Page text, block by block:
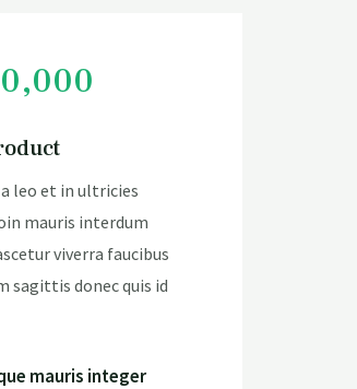
leo et in ultricies
mauris interdum
viverra faucibus
sagittis donec quis id
mauris integer